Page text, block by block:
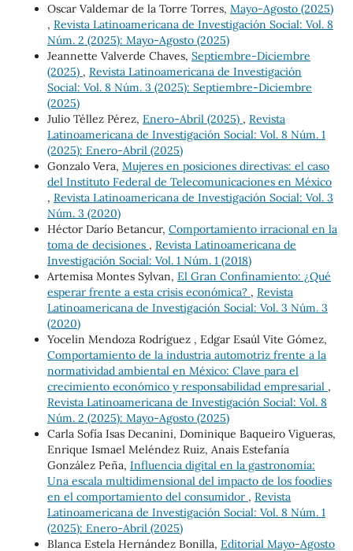
Oscar Valdemar de la Torre Torres, Mayo-Agosto (2025)
, Revista Latinoamericana de Investigación Social: Vol. 8
Núm. 2 (2025): Mayo-Agosto (2025)
Jeannette Valverde Chaves, Septiembre-Diciembre
(2025) , Revista Latinoamericana de Investigación
Social: Vol. 8 Núm. 3 (2025): Septiembre-Diciembre
(2025)
Julio Téllez Pérez, Enero-Abril (2025) , Revista
Latinoamericana de Investigación Social: Vol. 8 Núm. 1
(2025): Enero-Abril (2025)
Gonzalo Vera, Mujeres en posiciones directivas: el caso
del Instituto Federal de Telecomunicaciones en México
, Revista Latinoamericana de Investigación Social: Vol. 3
Núm. 3 (2020)
Héctor Darío Betancur, Comportamiento irracional en la
toma de decisiones , Revista Latinoamericana de
Investigación Social: Vol. 1 Núm. 1 (2018)
Artemisa Montes Sylvan, El Gran Confinamiento: ¿Qué
esperar frente a esta crisis económica? , Revista
Latinoamericana de Investigación Social: Vol. 3 Núm. 3
(2020)
Yocelin Mendoza Rodríguez , Edgar Esaúl Vite Gómez,
Comportamiento de la industria automotriz frente a la
normatividad ambiental en México: Clave para el
crecimiento económico y responsabilidad empresarial ,
Revista Latinoamericana de Investigación Social: Vol. 8
Núm. 2 (2025): Mayo-Agosto (2025)
Carla Sofía Isas Decanini, Dominique Baqueiro Vigueras,
Enrique Ismael Meléndez Ruiz, Anais Estefanía
González Peña, Influencia digital en la gastronomía:
Una escala multidimensional del impacto de los foodies
en el comportamiento del consumidor , Revista
Latinoamericana de Investigación Social: Vol. 8 Núm. 1
(2025): Enero-Abril (2025)
Blanca Estela Hernández Bonilla, Editorial Mayo-Agosto